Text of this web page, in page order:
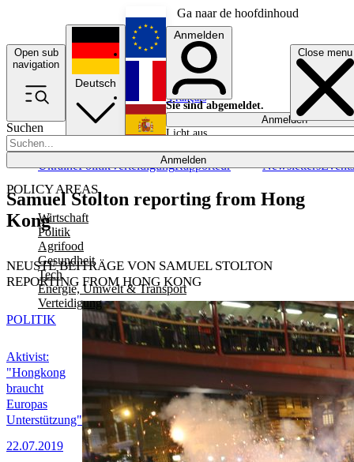
Ga naar de hoofdinhoud
Open sub
navigation
Close menu
Suchen
Anmelden
POLICY AREAS
Wirtschaft
Politik
Agrifood
Gesundheit
Tech
Energie, Umwelt & Transport
Verteidigung
UkrainePolitikVerteidigungRapporteur NewslettersEvents
Deutsch
English
Français
Anmelden
Sie sind abgemeldet.
Anmelden
Licht aus
Samuel Stolton reporting from Hong
Kong
NEUSTE BEITRÄGE VON SAMUEL STOLTON
REPORTING FROM HONG KONG
Aktivist:
"Hongkong
braucht
Europas
Unterstützung"
22.07.2019
POLITIK